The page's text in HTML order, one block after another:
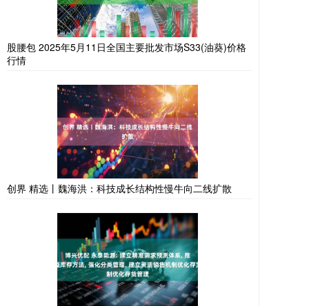
股腰包 2025年5月11日全国主要批发市场S33(油葵)价格
行情
创界 精选丨魏海洪：科技成长结构性慢牛向二线扩散